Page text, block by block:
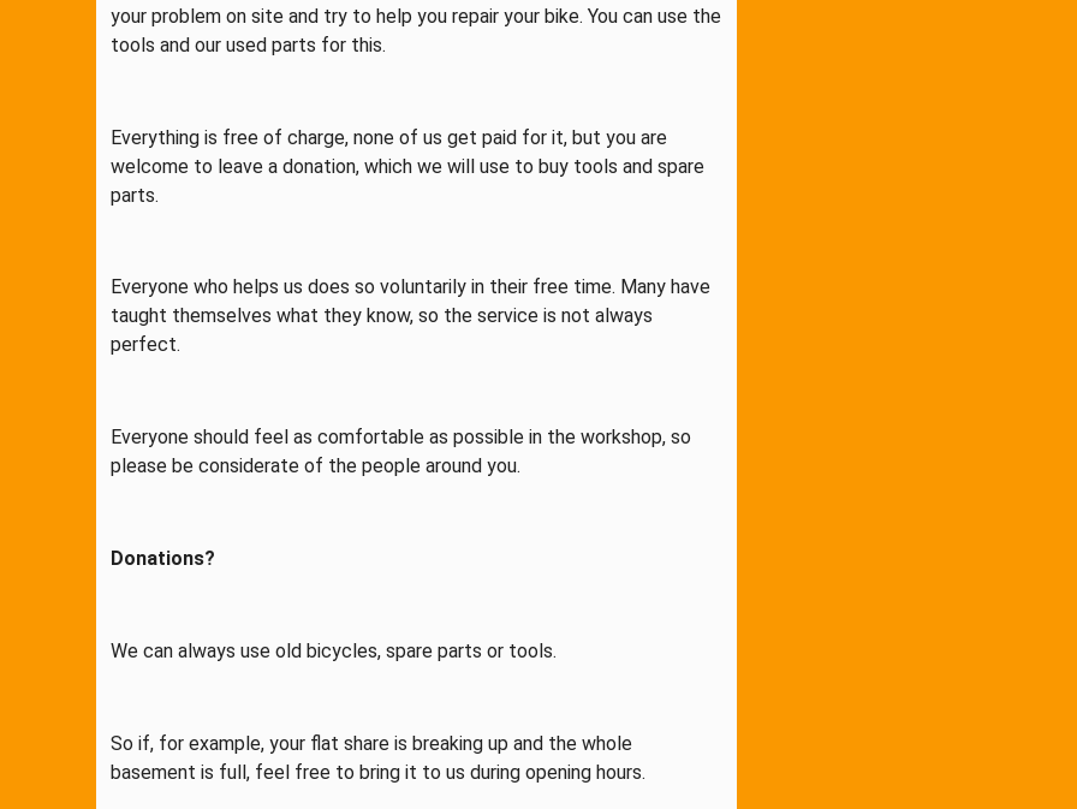
your problem on site and try to help you repair your bike. You can use the
tools and our used parts for this.
Everything is free of charge, none of us get paid for it, but you are
welcome to leave a donation, which we will use to buy tools and spare
parts.
Everyone who helps us does so voluntarily in their free time. Many have
taught themselves what they know, so the service is not always
perfect.
Everyone should feel as comfortable as possible in the workshop, so
please be considerate of the people around you.
Donations?
We can always use old bicycles, spare parts or tools.
So if, for example, your flat share is breaking up and the whole
basement is full, feel free to bring it to us during opening hours.